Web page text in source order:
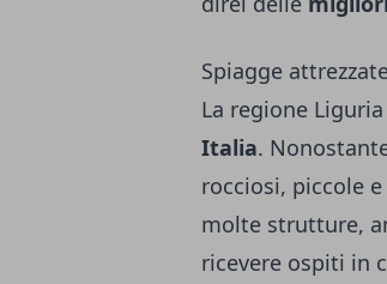
Spiagge
La regione
Italia.
rocciosi, piccole
molte strutture,
ricevere ospiti in